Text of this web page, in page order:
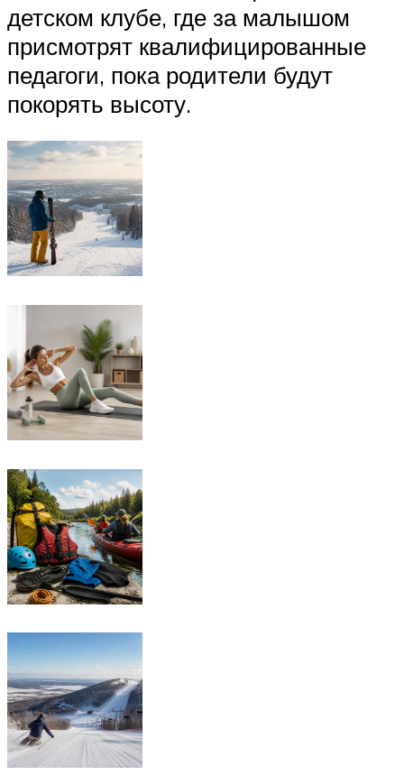
детском клубе, где за малышом
присмотрят квалифицированные
педагоги, пока родители будут
покорять высоту.